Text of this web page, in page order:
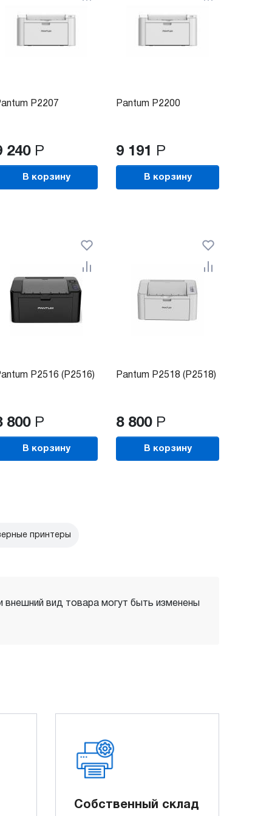
P2207
240 Р
В корзину
Pantum P2200
9 191 Р
В корзину
P2516 (P2516)
800 Р
В корзину
Pantum P2518 (P2518)
8 800 Р
В корзину
принтеры
внешний вид товара могут быть изменены
Собственный склад